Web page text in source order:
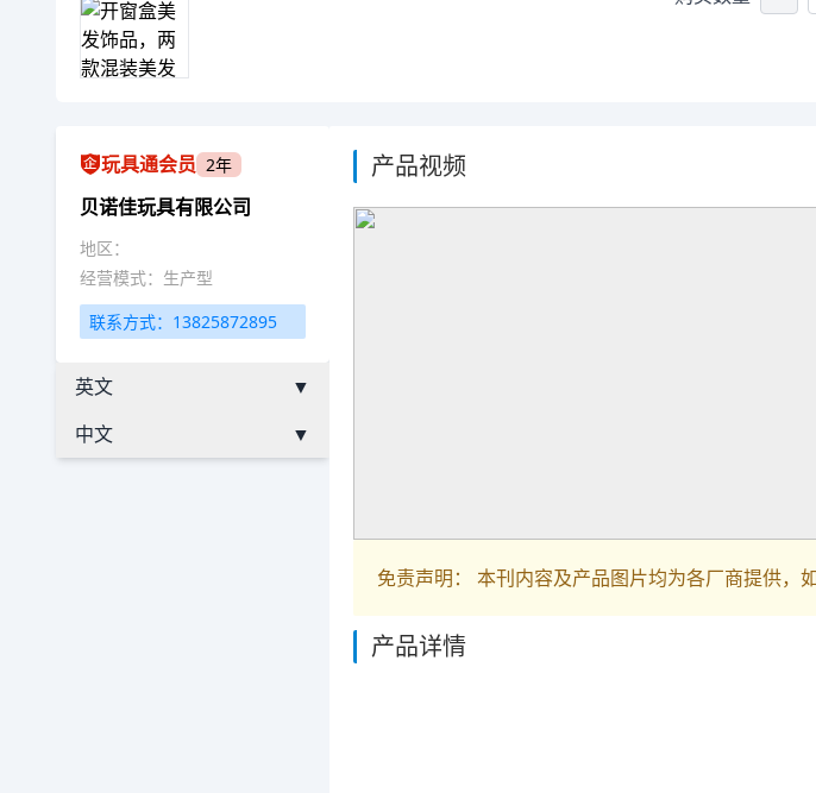
玩具通会员 2年
贝诺佳玩具有限公司
地区：
经营模式：生产型
联系方式：13825872895
英文
▼
中文
▼
产品视频
免责声明： 本刊内容及产品图片均为各厂商提供，
产品详情